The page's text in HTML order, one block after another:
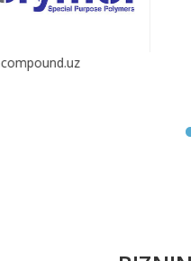
www.nfloyiha.uz